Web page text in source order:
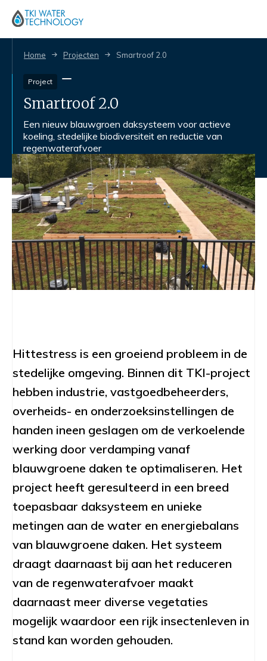
Home Projecten Smartroof 2.0
Project
Smartroof 2.0
Een nieuw blauwgroen daksysteem voor actieve
koeling, stedelijke biodiversiteit en reductie van
regenwaterafvoer
Hittestress is een groeiend probleem in de
stedelijke omgeving. Binnen dit TKI-project
hebben industrie, vastgoedbeheerders,
overheids- en onderzoeksinstellingen de
handen ineen geslagen om de verkoelende
werking door verdamping vanaf
blauwgroene daken te optimaliseren. Het
project heeft geresulteerd in een breed
toepasbaar daksysteem en unieke
metingen aan de water en energiebalans
van blauwgroene daken. Het systeem
draagt daarnaast bij aan het reduceren
van de regenwaterafvoer maakt
daarnaast meer diverse vegetaties
mogelijk waardoor een rijk insectenleven in
stand kan worden gehouden.